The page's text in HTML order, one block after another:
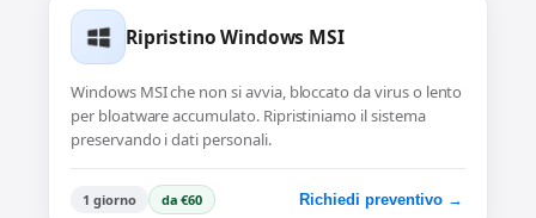
Ripristino Windows MSI
Windows MSI che non si avvia, bloccato da virus o lento
per bloatware accumulato. Ripristiniamo il sistema
preservando i dati personali.
1 giorno da €60 Richiedi preventivo →